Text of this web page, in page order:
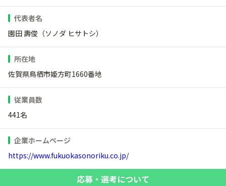
代表者名
園田 壽俊（ソノダ ヒサトシ）
所在地
佐賀県鳥栖市姫方町1660番地
従業員数
441名
企業ホームページ
https://www.fukuokasonoriku.co.jp/
応募・選考について